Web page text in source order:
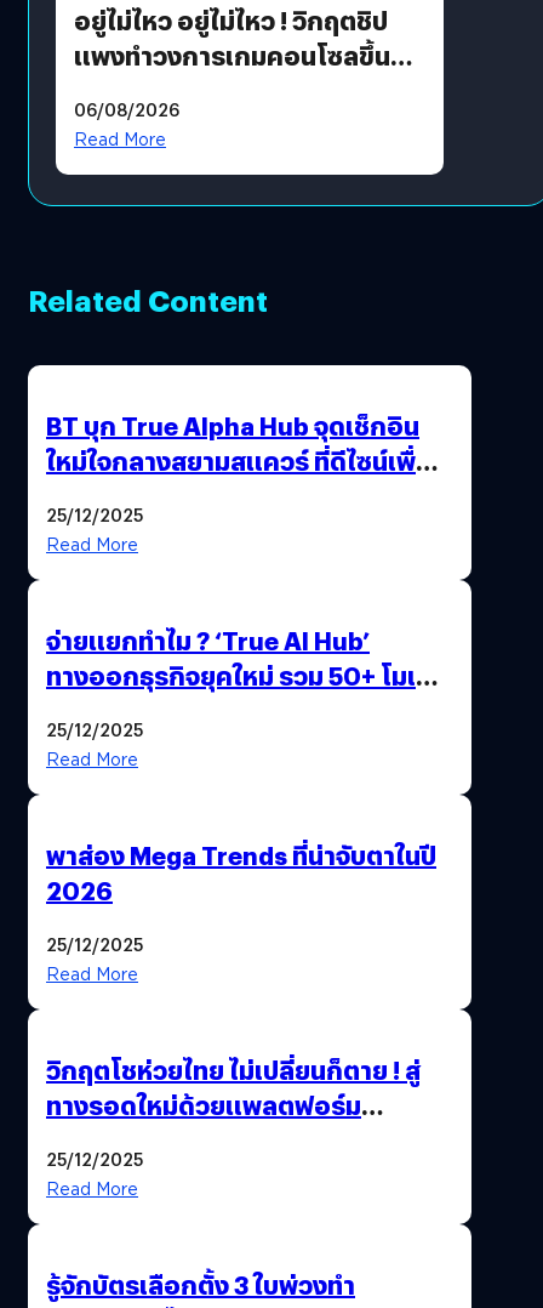
อยู่ไม่ไหว อยู่ไม่ไหว ! วิกฤตชิป
แพงทำวงการเกมคอนโซลขึ้น
?
06/08/2026
Read More
Related Content
BT บุก True Alpha Hub จุดเช็กอิน
ใหม่ใจกลางสยามสแควร์ ที่ดีไซน์เพื่อ
25/12/2025
Read More
จ่ายแยกทำไม ? ‘True AI Hub’
ทางออกธุรกิจยุคใหม่ รวม 50+ โมเดล
25/12/2025
Read More
พาส่อง Mega Trends ที่น่าจับตาในปี
2026
25/12/2025
Read More
วิกฤตโชห่วยไทย ไม่เปลี่ยนก็ตาย ! สู่
ทางรอดใหม่ด้วยแพลตฟอร์ม
25/12/2025
Read More
รู้จักบัตรเลือกตั้ง 3 ใบพ่วงทำ